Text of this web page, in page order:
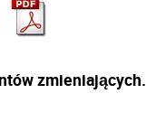
zmieniających.